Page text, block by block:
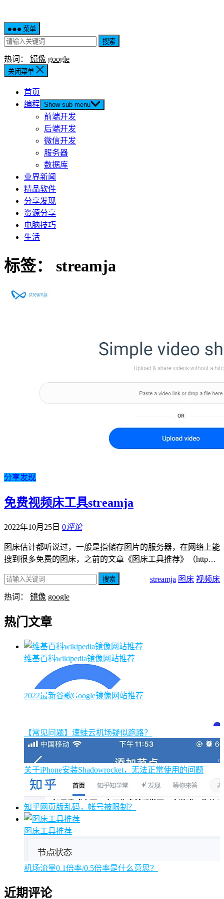
菜单
搜索
热词： 镜像 google
关闭菜单
首页
编程 Show sub menu
前端开发
后端开发
微信开发
服务器
数据库
业界新闻
精品软件
分享发现
资源分享
电脑技巧
生活
标签： streamja
分享发现
免费视频床工具streamja
2022年10月25日 0评论
图床估计都听说过，一般是指储存图片的服务器，在网络上能
搜到很多免费的图床，之前的文章《图床工具推荐》（http…
streamja 图床 视频床
搜索
热词： 镜像 google
热门文章
维基百科wikipedia镜像网站推荐
2022最新谷歌Google镜像网站推荐
【常见问题】速蛙云机场疑似跑路？
关于iPhone安装Shadowrocket，无法正常使用的问题
知乎网页版乱码，帐号被限制？
图床工具推荐
机场流量0.1倍率/0.5倍率是什么意思？
近期评论